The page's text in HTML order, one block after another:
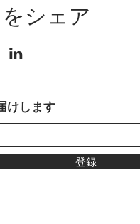
シェア
けします
登録